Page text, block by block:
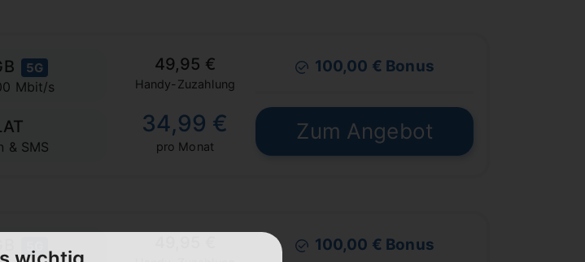
5G
Mbit/s
& SMS
49,95 €
Handy-Zuzahlung
34,99 €
pro Monat
100,00 € Bonus
Zum Angebot
5G 100,00 € Bonus